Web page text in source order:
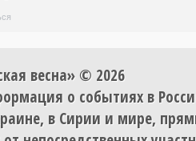
весна» © 2026
о событиях в
в Сирии и мире,